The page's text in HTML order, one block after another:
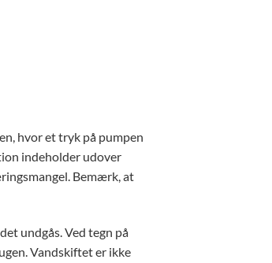
hvor et tryk på pumpen
indeholder udover
Bemærk, at
undgås. Ved tegn på
Vandskiftet er ikke